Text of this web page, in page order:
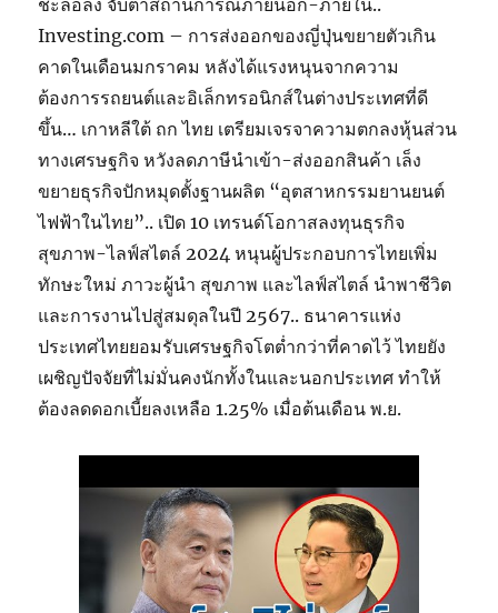
ชะลอลง จับตาสถานการณ์ภายนอก-ภายใน..
Investing.com – การส่งออกของญี่ปุ่นขยายตัวเกิน
คาดในเดือนมกราคม หลังได้แรงหนุนจากความ
ต้องการรถยนต์และอิเล็กทรอนิกส์ในต่างประเทศที่ดี
ขึ้น… เกาหลีใต้ ถก ไทย เตรียมเจรจาความตกลงหุ้นส่วน
ทางเศรษฐกิจ หวังลดภาษีนำเข้า-ส่งออกสินค้า เล็ง
ขยายธุรกิจปักหมุดตั้งฐานผลิต “อุตสาหกรรมยานยนต์
ไฟฟ้าในไทย”.. เปิด 10 เทรนด์โอกาสลงทุนธุรกิจ
สุขภาพ-ไลฟ์สไตล์ 2024 หนุนผู้ประกอบการไทยเพิ่ม
ทักษะใหม่ ภาวะผู้นำ สุขภาพ และไลฟ์สไตล์ นำพาชีวิต
และการงานไปสู่สมดุลในปี 2567.. ธนาคารแห่ง
ประเทศไทยยอมรับเศรษฐกิจโตต่ำกว่าที่คาดไว้ ไทยยัง
เผชิญปัจจัยที่ไม่มั่นคงนักทั้งในและนอกประเทศ ทำให้
ต้องลดดอกเบี้ยลงเหลือ 1.25% เมื่อต้นเดือน พ.ย.